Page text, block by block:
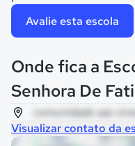
Avalie esta escola
Onde fica a
Senhora De
comunidade sao
Visualizar contato da